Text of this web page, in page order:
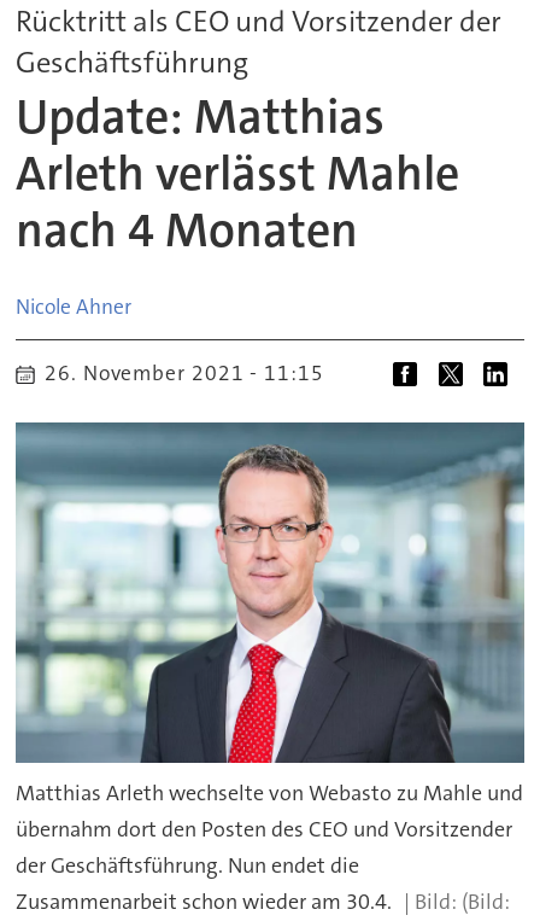
Rücktritt als CEO und Vorsitzender der
Geschäftsführung
Update: Matthias
Arleth verlässt Mahle
nach 4 Monaten
Nicole Ahner
26. November 2021 - 11:15
Matthias Arleth wechselte von Webasto zu Mahle und
übernahm dort den Posten des CEO und Vorsitzender
der Geschäftsführung. Nun endet die
Zusammenarbeit schon wieder am 30.4.
(Bild: